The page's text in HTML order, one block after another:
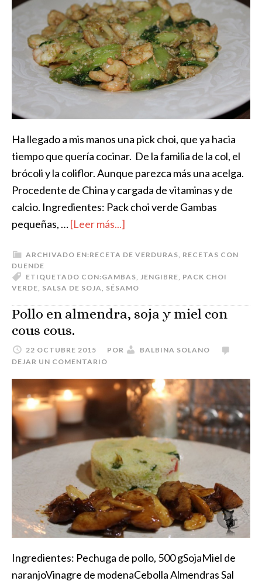
Ha llegado a mis manos una pick choi, que ya hacia
tiempo que quería cocinar. De la familia de la col, el
brócoli y la coliflor. Aunque parezca más una acelga.
Procedente de China y cargada de vitaminas y de
calcio. Ingredientes: Pack choi verde Gambas
pequeñas, …[Leer más...]
ARCHIVADO EN:RECETA DE VERDURAS RECETAS CON
DUENDE
ETIQUETADO CON:GAMBAS JENGIBRE PACK CHOI
VERDE SALSA DE SOJA SÉSAMO
Pollo en almendra, soja y miel con
cous cous.
22 OCTUBRE 2015 POR
BALBINA SOLANO
DEJAR UN COMENTARIO
Ingredientes: Pechuga de pollo, 500 gSojaMiel de
naranjoVinagre de modenaCebolla Almendras Sal